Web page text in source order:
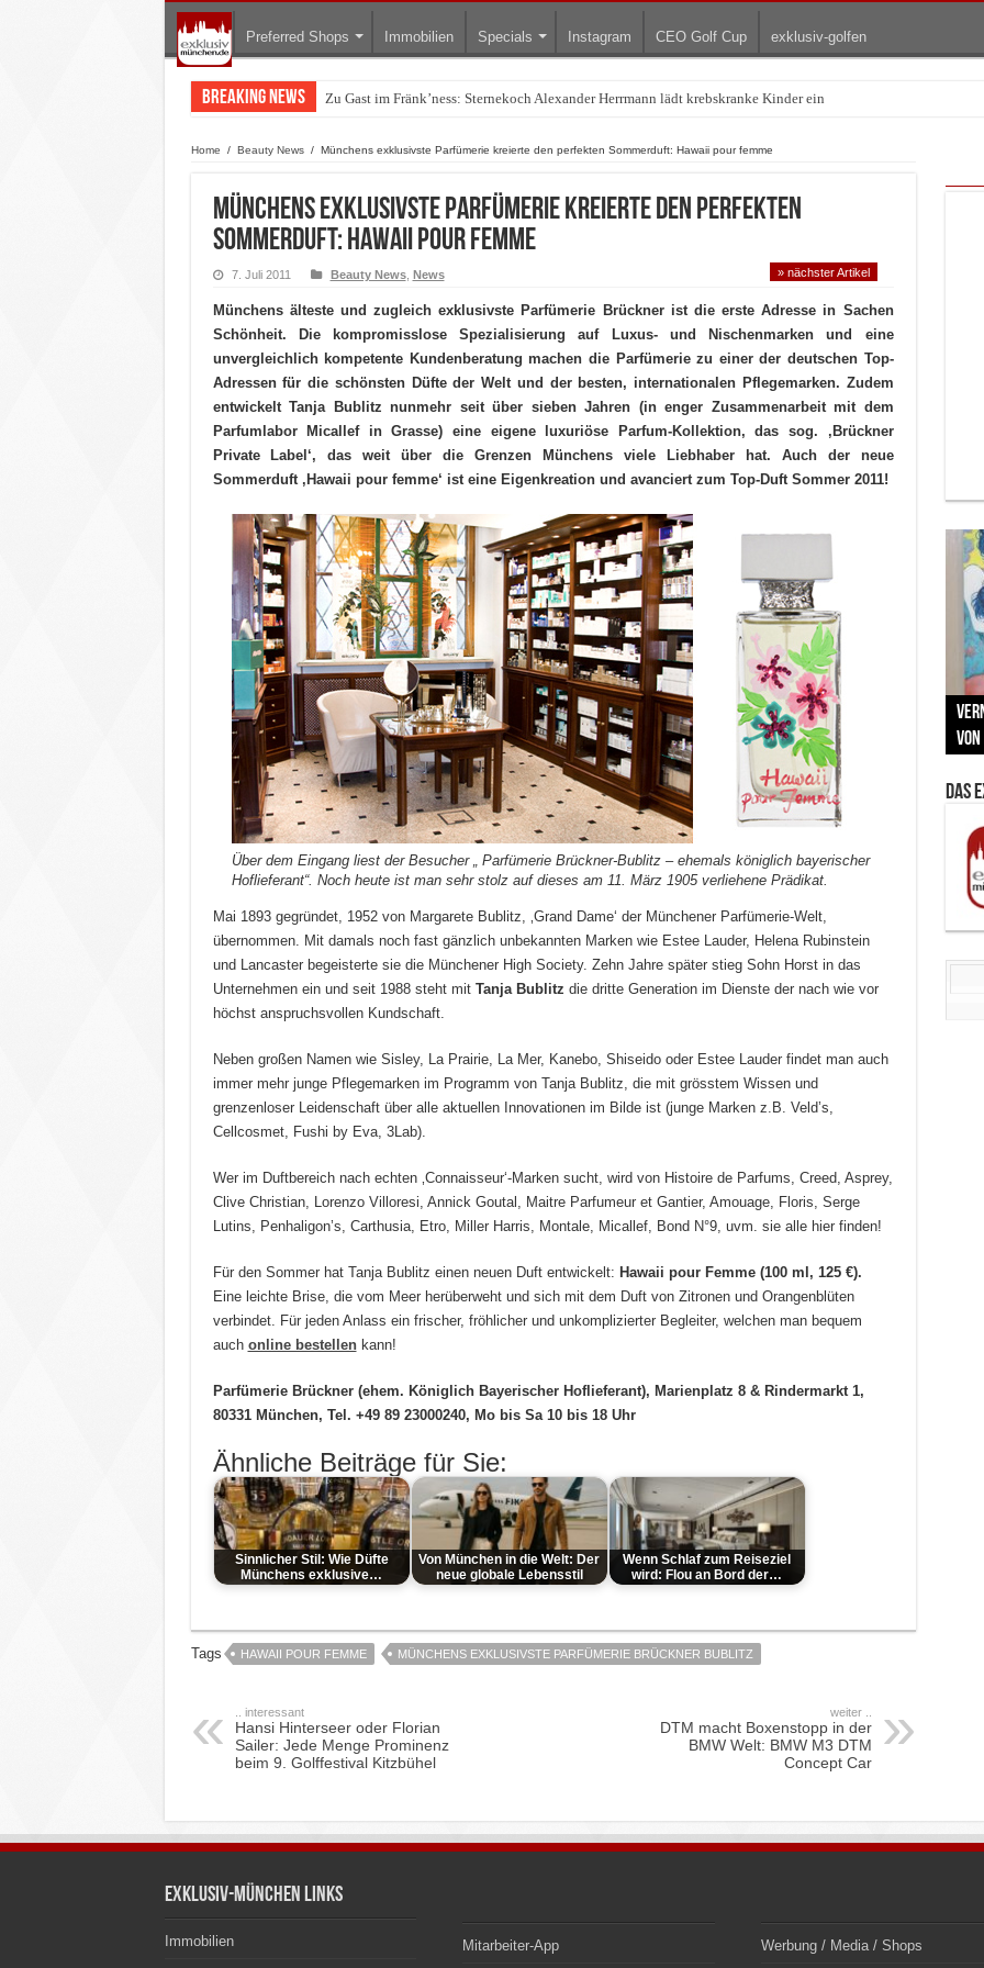
Preferred Shops Immobilien Specials Instagram CEO Golf Cup exklusiv-golfen
Breaking News Zu Gast im Fränk’ness: Sternekoch Alexander Herrmann lädt krebskranke Kinder ein
Warum München gerade zum Treffpunkt der Lingerie-Branche wurde
Home / Beauty News / Münchens exklusivste Parfümerie kreierte den perfekten Sommerduft: Hawaii pour femme
Münchens exklusivste Parfümerie kreierte den perfekten
Sommerduft: Hawaii pour femme
7. Juli 2011 Beauty News, News » nächster Artikel
Münchens älteste und zugleich exklusivste Parfümerie Brückner ist die erste Adresse in Sachen
Schönheit.
Die kompromisslose Spezialisierung auf Luxus- und Nischenmarken und eine
unvergleichlich kompetente Kundenberatung machen die Parfümerie zu einer der deutschen Top-
Adressen für die schönsten Düfte der Welt und der besten, internationalen Pflegemarken. Zudem
entwickelt Tanja Bublitz nunmehr seit über sieben Jahren (in enger Zusammenarbeit mit dem
Parfumlabor Micallef in Grasse) eine eigene luxuriöse Parfum-Kollektion, das sog. ‚Brückner
Private Label‘, das weit über die Grenzen Münchens viele Liebhaber hat. Auch der neue
Sommerduft ‚Hawaii pour femme‘ ist eine Eigenkreation und avanciert zum Top-Duft Sommer 2011!
Über dem Eingang liest der Besucher „ Parfümerie Brückner-Bublitz – ehemals königlich bayerischer
Hoflieferant“. Noch heute ist man sehr stolz auf dieses am 11. März 1905 verliehene Prädikat.
Mai 1893 gegründet, 1952 von Margarete Bublitz, ‚Grand Dame‘ der Münchener Parfümerie-Welt,
übernommen. Mit damals noch fast gänzlich unbekannten Marken wie Estee Lauder, Helena Rubinstein
und Lancaster begeisterte sie die Münchener High Society. Zehn Jahre später stieg Sohn Horst in das
Unternehmen ein und seit 1988 steht mit Tanja Bublitz die dritte Generation im Dienste der nach wie vor
höchst anspruchsvollen Kundschaft.
Neben großen Namen wie Sisley, La Prairie, La Mer, Kanebo, Shiseido oder Estee Lauder findet man auch
immer mehr junge Pflegemarken im Programm von Tanja Bublitz, die mit grösstem Wissen und
grenzenloser Leidenschaft über alle aktuellen Innovationen im Bilde ist (junge Marken z.B. Veld’s,
Cellcosmet, Fushi by Eva, 3Lab).
Wer im Duftbereich nach echten ‚Connaisseur‘-Marken sucht, wird von Histoire de Parfums, Creed, Asprey,
Clive Christian, Lorenzo Villoresi, Annick Goutal, Maitre Parfumeur et Gantier, Amouage, Floris, Serge
Lutins, Penhaligon’s, Carthusia, Etro, Miller Harris, Montale, Micallef, Bond N°9, uvm. sie alle hier finden!
Für den Sommer hat Tanja Bublitz einen neuen Duft entwickelt: Hawaii pour Femme (100 ml, 125 €).
Eine leichte Brise, die vom Meer herüberweht und sich mit dem Duft von Zitronen und Orangenblüten
verbindet. Für jeden Anlass ein frischer, fröhlicher und unkomplizierter Begleiter, welchen man bequem
auch online bestellenkann!
Parfümerie Brückner (ehem. Königlich Bayerischer Hoflieferant), Marienplatz 8 & Rindermarkt 1,
80331 München, Tel. +49 89 23000240, Mo bis Sa 10 bis 18 Uhr
Ähnliche Beiträge für Sie:
Sinnlicher Stil: Wie Düfte
Münchens exklusive…
Von München in die Welt: Der
neue globale Lebensstil
Wenn Schlaf zum Reiseziel
wird: Flou an Bord der…
Tags HAWAII POUR FEMME MÜNCHENS EXKLUSIVSTE PARFÜMERIE BRÜCKNER BUBLITZ
.. interessant
Hansi Hinterseer oder Florian
Sailer: Jede Menge Prominenz
beim 9. Golffestival Kitzbühel
weiter ..
DTM macht Boxenstopp in der
BMW Welt: BMW M3 DTM
Concept Car
Zu
Das
Exklusiv-München Links
Immobilien Mitarbeiter-App Werbung / Media / Shops